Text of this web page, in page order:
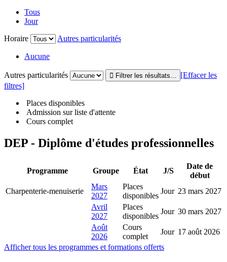
Tous
Jour
Horaire
Autres particularités
Aucune
Autres particularités
[Effacer les
filtres]
Places disponibles
Admission sur liste d'attente
Cours complet
DEP - Diplôme d'études professionnelles
Programme Groupe État J/S
Date de
début
Charpenterie-menuiserie
Mars
2027
Places
disponibles
Jour 23 mars 2027
Avril
2027
Places
disponibles
Jour 30 mars 2027
Août
2026
Cours
complet
Jour 17 août 2026
Afficher tous les programmes et formations offerts